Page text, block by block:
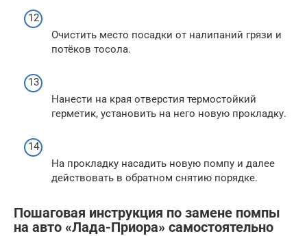
Очистить место посадки от налипаний грязи и
потёков тосола.
Нанести на края отверстия термостойкий
герметик, установить на него новую прокладку.
На прокладку насадить новую помпу и далее
действовать в обратном снятию порядке.
Пошаговая инструкция по замене помпы
на авто «Лада-Приора» самостоятельно